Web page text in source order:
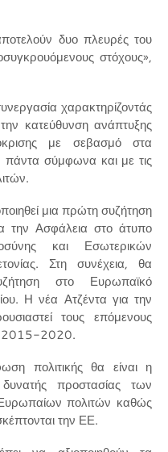
δυο πλευρές του
στόχους»,
χαρακτηρίζοντάς
κατεύθυνση ανάπτυξης
με σεβασμό στα
πάντα σύμφωνα και με τις
μια πρώτη συζήτηση
την Ασφάλεια στο άτυπο
και Εσωτερικών
Στη συνέχεια, θα
στο Ευρωπαϊκό
Η νέα Ατζέντα για την
τους επόμενους
2015-2020.
πολιτικής θα είναι η
προστασίας των
πολιτών καθώς
την ΕΕ.